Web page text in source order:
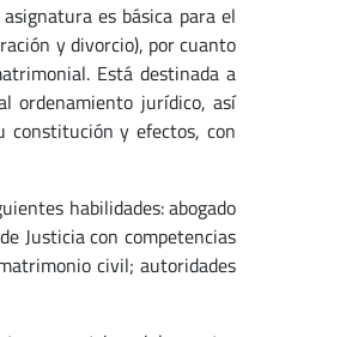
es básica para el
y divorcio), por cuanto
Está destinada a
ordenamiento jurídico, así
constitución y efectos, con
habilidades: abogado
Justicia con competencias
civil; autoridades